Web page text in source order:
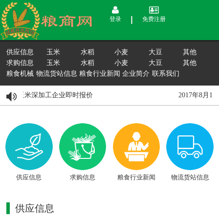
登录 免费注册
供应信息 玉米 水稻 小麦 大豆
其他
求购信息
玉米 水稻 小麦 大豆
其他
粮食机械 物流货站信息 粮食行业新闻 企业简介 联系我们
国内玉米深加工企业即时报价 2017年8月
供应信息 求购信息 粮食行业新闻 物流货站信息
供应信息